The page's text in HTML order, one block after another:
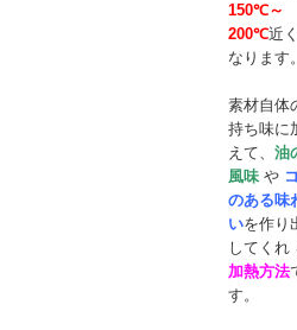
150℃～
200℃近
なります。
素材自体
持ち味に
えて、 油
風味や
のある味
いを作り
してくれ
加熱方法
す。